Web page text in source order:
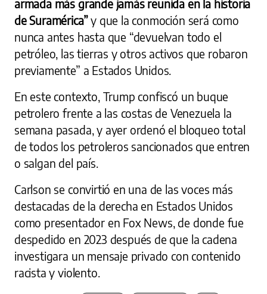
armada más grande jamás reunida en la historia
de Suramérica”y que la conmoción será como
nunca antes hasta que “devuelvan todo el
petróleo, las tierras y otros activos que robaron
previamente” a Estados Unidos.
En este contexto, Trump confiscó un buque
petrolero frente a las costas de Venezuela la
semana pasada, y ayer ordenó el bloqueo total
de todos los petroleros sancionados que entren
o salgan del país.
Carlson se convirtió en una de las voces más
destacadas de la derecha en Estados Unidos
como presentador en Fox News, de donde fue
despedido en 2023 después de que la cadena
investigara un mensaje privado con contenido
racista y violento.